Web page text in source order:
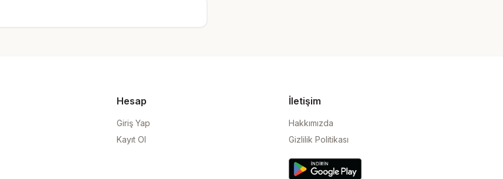
Hesap
Giriş Yap
Kayıt Ol
İletişim
Hakkımızda
Gizlilik Politikası